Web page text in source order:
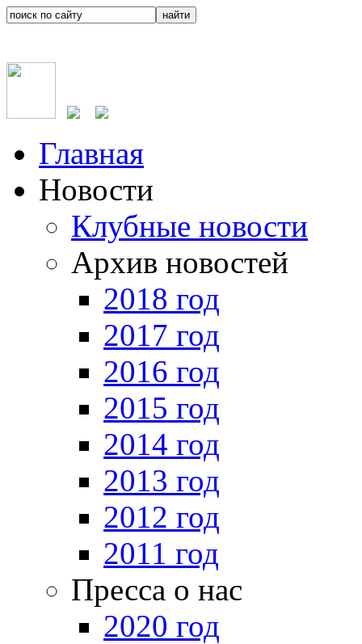
Главная
Новости
Клубные новости
Архив новостей
2018 год
2017 год
2016 год
2015 год
2014 год
2013 год
2012 год
2011 год
Пресса о нас
2020 год